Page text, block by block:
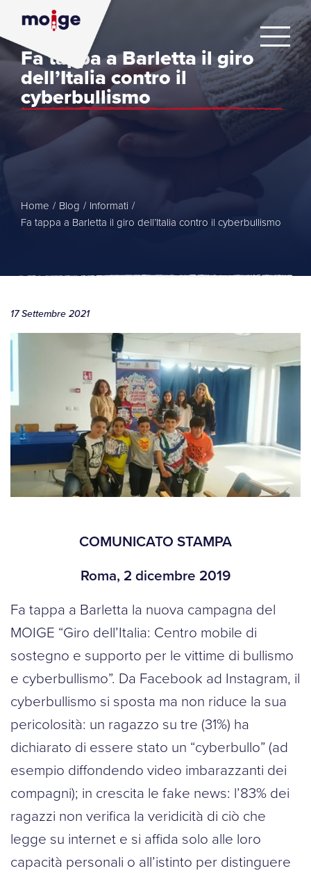
Fa tappa a Barletta il giro
dell’Italia contro il
cyberbullismo
Home / Blog / Informati /
Fa tappa a Barletta il giro dell’Italia contro il cyberbullismo
17 Settembre 2021
COMUNICATO STAMPA
Roma, 2 dicembre 2019
Fa tappa a Barletta la nuova campagna del
MOIGE “Giro dell’Italia: Centro mobile di
sostegno e supporto per le vittime di bullismo
e cyberbullismo”. Da Facebook ad Instagram, il
cyberbullismo si sposta ma non riduce la sua
pericolosità: un ragazzo su tre (31%) ha
dichiarato di essere stato un “cyberbullo” (ad
esempio diffondendo video imbarazzanti dei
compagni); in crescita le fake news: l’83% dei
ragazzi non verifica la veridicità di ciò che
legge su internet e si affida solo alle loro
capacità personali o all’istinto per distinguere